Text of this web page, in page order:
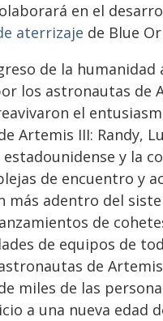
en el
aterrizaje de Blue
de la humanidad
los astronautas de
el
Artemis III: Randy,
y la
de encuentro y
más adentro del
de
de equipos de
de
miles de las
a una nueva edad